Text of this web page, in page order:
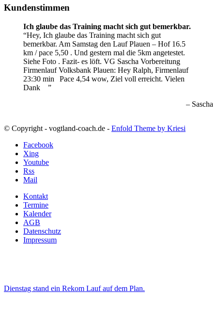
Kundenstimmen
Ich glaube das Training macht sich gut bemerkbar.
Hey, Ich glaube das Training macht sich gut
bemerkbar. Am Samstag den Lauf Plauen – Hof 16.5
km / pace 5,50 . Und gestern mal die 5km angetestet.
Siehe Foto . Fazit- es löft. VG Sascha Vorbereitung
Firmenlauf Volksbank Plauen: Hey Ralph, Firmenlauf
23:30 min
Pace 4,54 wow, Ziel voll erreicht. Vielen
Dank
Sascha
© Copyright - vogtland-coach.de - Enfold Theme by Kriesi
Facebook
Xing
Youtube
Rss
Mail
Kontakt
Termine
Kalender
AGB
Datenschutz
Impressum
Dienstag stand ein Rekom Lauf auf dem Plan.